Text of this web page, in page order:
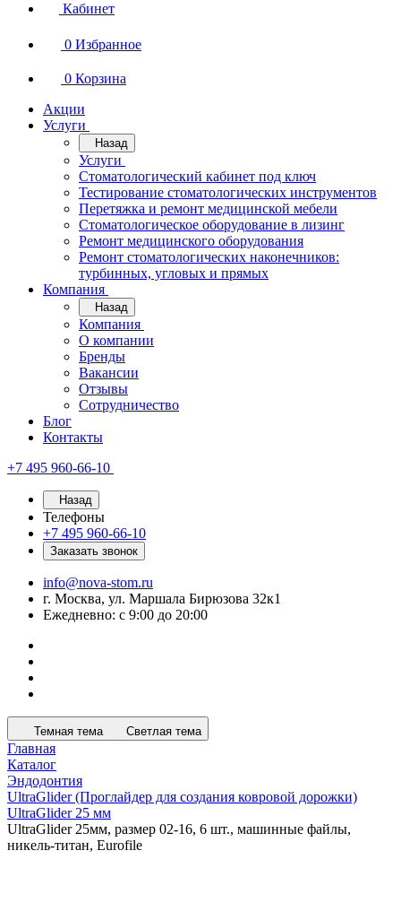
Кабинет
0 Избранное
0 Корзина
Акции
Услуги
Назад
Услуги
Стоматологический кабинет под ключ
Тестирование стоматологических инструментов
Перетяжка и ремонт медицинской мебели
Стоматологическое оборудование в лизинг
Ремонт медицинского оборудования
Ремонт стоматологических наконечников:
турбинных, угловых и прямых
Компания
Назад
Компания
О компании
Бренды
Вакансии
Отзывы
Сотрудничество
Блог
Контакты
+7 495 960-66-10
Назад
Телефоны
+7 495 960-66-10
Заказать звонок
info@nova-stom.ru
г. Москва, ул. Маршала Бирюзова 32к1
Ежедневно: с 9:00 до 20:00
Темная тема Светлая тема
Главная
Каталог
Эндодонтия
UltraGlider (Проглайдер для создания ковровой дорожки)
UltraGlider 25 мм
UltraGlider 25мм, размер 02-16, 6 шт., машинные файлы,
никель-титан, Eurofile